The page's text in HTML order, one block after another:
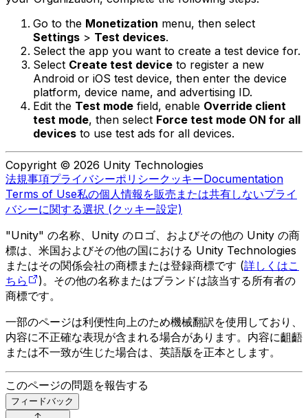
Go to the Monetization menu, then select
Settings > Test devices.
Select the app you want to create a test device for.
Select Create test device to register a new
Android or iOS test device, then enter the device
platform, device name, and advertising ID.
Edit the Test mode field, enable Override client
test mode, then select Force test mode ON for all
devices to use test ads for all devices.
Copyright © 2026 Unity Technologies
法規事項プライバシーポリシークッキーDocumentation
Terms of Use私の個人情報を販売または共有しないプライ
バシーに関する選択 (クッキー設定)
"Unity" の名称、Unity のロゴ、およびその他の Unity の商
標は、米国およびその他の国における Unity Technologies
またはその関係会社の商標または登録商標です (詳しくはこ
ちら
)。その他の名称またはブランドは該当する所有者の
商標です。
一部のページは利便性向上のため機械翻訳を使用しており、
内容に不正確な表現が含まれる場合があります。内容に齟齬
または不一致が生じた場合は、英語版を正本とします。
このページの問題を報告する
フィードバック